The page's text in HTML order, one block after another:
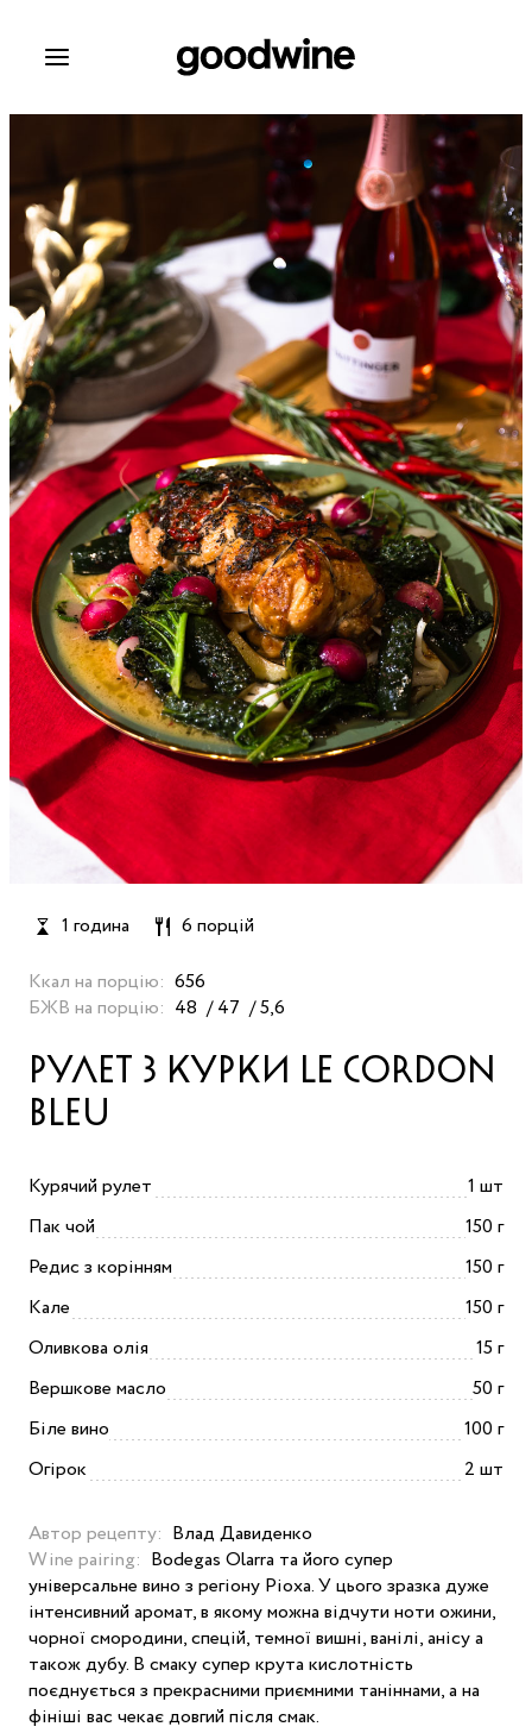
1 година 6 порцій
Ккал на порцію: 656
БЖВ на порцію: 48 47 5,6
РУЛЕТ З КУРКИ LE CORDON
BLEU
Курячий рулет
1 шт
Пак чой
150 г
Редис з корінням
150 г
Кале
150 г
Оливкова олія
15 г
Вершкове масло
50 г
Біле вино
100 г
Огірок
2 шт
Автор рецепту: Влад Давиденко
Wine pairing: Bodegas Olarra та його супер
універсальне вино з регіону Ріоха. У цього зразка дуже
інтенсивний аромат, в якому можна відчути ноти ожини,
чорної смородини, спецій, темної вишні, ванілі, анісу а
також дубу. В смаку супер крута кислотність
поєднується з прекрасними приємними таніннами, а на
фініші вас чекає довгий після смак.